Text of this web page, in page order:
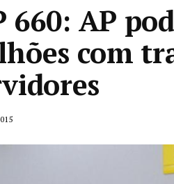
660: AP
com